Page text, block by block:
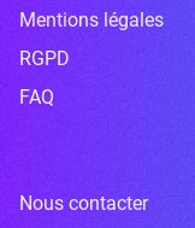
Mentions légales
RGPD
FAQ
Nous contacter